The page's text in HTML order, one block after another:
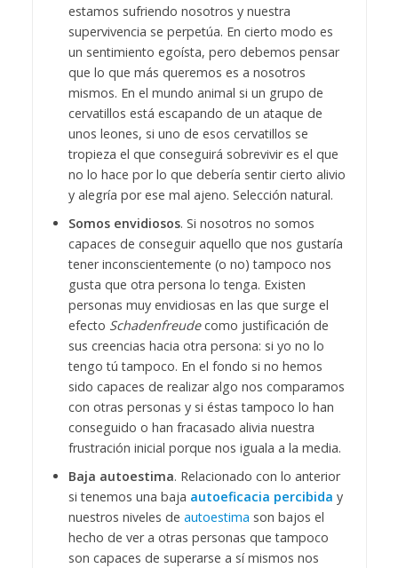
estamos sufriendo nosotros y nuestra
supervivencia se perpetúa. En cierto modo es
un sentimiento egoísta, pero debemos pensar
que lo que más queremos es a nosotros
mismos. En el mundo animal si un grupo de
cervatillos está escapando de un ataque de
unos leones, si uno de esos cervatillos se
tropieza el que conseguirá sobrevivir es el que
no lo hace por lo que debería sentir cierto alivio
y alegría por ese mal ajeno. Selección natural.
Somos envidiosos. Si nosotros no somos
capaces de conseguir aquello que nos gustaría
tener inconscientemente (o no) tampoco nos
gusta que otra persona lo tenga. Existen
personas muy envidiosas en las que surge el
efecto Schadenfreudecomo justificación de
sus creencias hacia otra persona: si yo no lo
tengo tú tampoco. En el fondo si no hemos
sido capaces de realizar algo nos comparamos
con otras personas y si éstas tampoco lo han
conseguido o han fracasado alivia nuestra
frustración inicial porque nos iguala a la media.
Baja autoestima. Relacionado con lo anterior
si tenemos una baja autoeficacia percibida y
nuestros niveles de autoestima son bajos el
hecho de ver a otras personas que tampoco
son capaces de superarse a sí mismos nos